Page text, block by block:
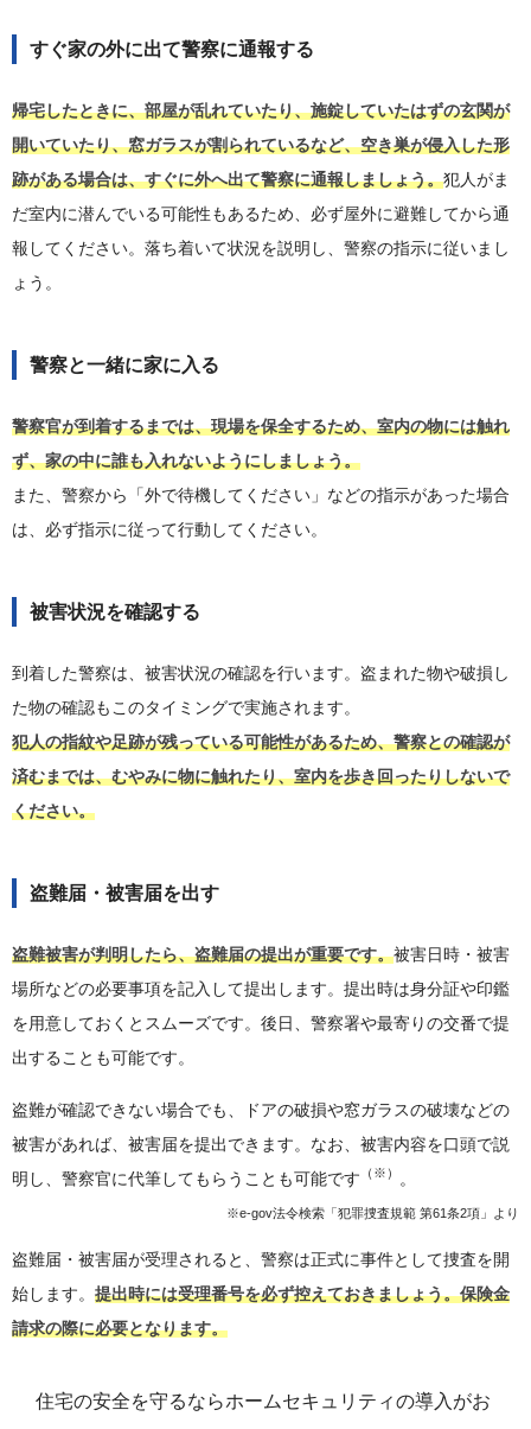
すぐ家の外に出て警察に通報する
帰宅したときに、部屋が乱れていたり、施錠していたはずの玄関が
開いていたり、窓ガラスが割られているなど、空き巣が侵入した形
跡がある場合は、すぐに外へ出て警察に通報しましょう。犯人がま
だ室内に潜んでいる可能性もあるため、必ず屋外に避難してから通
報してください。落ち着いて状況を説明し、警察の指示に従いまし
ょう。
警察と一緒に家に入る
警察官が到着するまでは、現場を保全するため、室内の物には触れ
ず、家の中に誰も入れないようにしましょう。
また、警察から「外で待機してください」などの指示があった場合
は、必ず指示に従って行動してください。
被害状況を確認する
到着した警察は、被害状況の確認を行います。盗まれた物や破損し
た物の確認もこのタイミングで実施されます。
犯人の指紋や足跡が残っている可能性があるため、警察との確認が
済むまでは、むやみに物に触れたり、室内を歩き回ったりしないで
ください。
盗難届・被害届を出す
盗難被害が判明したら、盗難届の提出が重要です。被害日時・被害
場所などの必要事項を記入して提出します。提出時は身分証や印鑑
を用意しておくとスムーズです。後日、警察署や最寄りの交番で提
出することも可能です。
盗難が確認できない場合でも、ドアの破損や窓ガラスの破壊などの
被害があれば、被害届を提出できます。なお、被害内容を口頭で説
明し、警察官に代筆してもらうことも可能です （※） 。
※e-gov法令検索「犯罪捜査規範 第61条2項」より
盗難届・被害届が受理されると、警察は正式に事件として捜査を開
始します。 提出時には受理番号を必ず控えておきましょう。保険金
請求の際に必要となります。
住宅の安全を守るならホームセキュリティの導入がお